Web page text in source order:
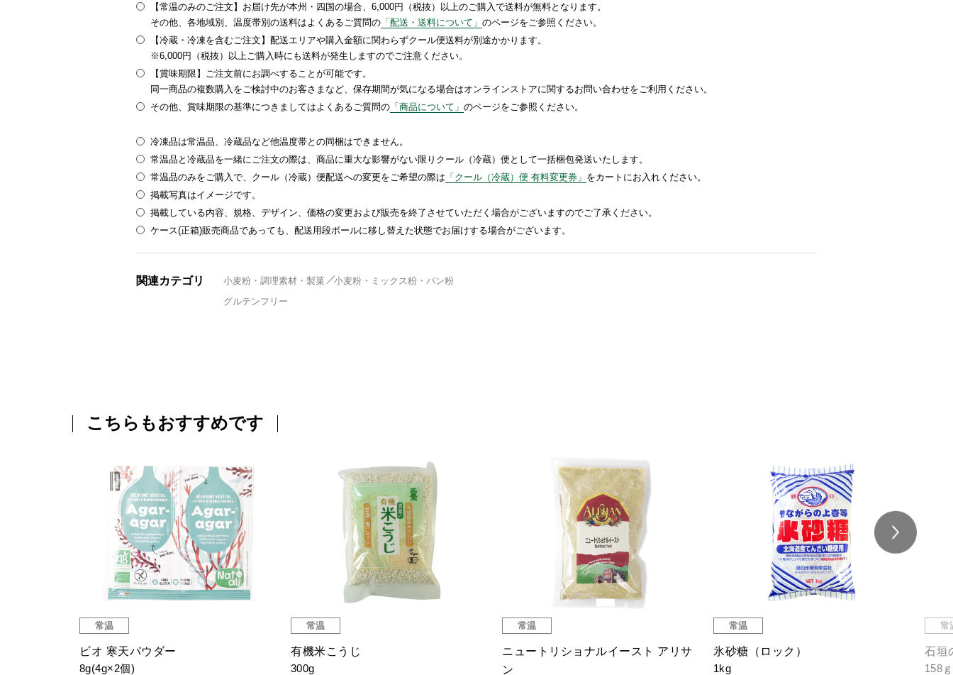
【常温のみのご注文】お届け先が本州・四国の場合、6,000円（税抜）以上のご購入で送料が無料となります。
その他、各地域別、温度帯別の送料はよくあるご質問の 「配送・送料について」 のページをご参照ください。
【冷蔵・冷凍を含むご注文】配送エリアや購入金額に関わらずクール便送料が別途かかります。
※6,000円（税抜）以上ご購入時にも送料が発生しますのでご注意ください。
【賞味期限】ご注文前にお調べすることが可能です。
同一商品の複数購入をご検討中のお客さまなど、保存期間が気になる場合はオンラインストアに関するお問い合わせをご利用ください。
その他、賞味期限の基準につきましてはよくあるご質問の 「商品について」 のページをご参照ください。
冷凍品は常温品、冷蔵品など他温度帯との同梱はできません。
常温品と冷蔵品を一緒にご注文の際は、商品に重大な影響がない限りクール（冷蔵）便として一括梱包発送いたします。
常温品のみをご購入で、クール（冷蔵）便配送への変更をご希望の際は 「クール（冷蔵）便 有料変更券」 をカートにお入れください。
掲載写真はイメージです。
掲載している内容、規格、デザイン、価格の変更および販売を終了させていただく場合がございますのでご了承ください。
ケース(正箱)販売商品であっても、配送用段ボールに移し替えた状態でお届けする場合がございます。
関連カテゴリ 小麦粉・調理素材・製菓
小麦粉・ミックス粉・パン粉
グルテンフリー
こちらもおすすめです
常温
ビオ 寒天パウダー
8g(4g×2個)
常温
有機米こうじ
300g
常温
ニュートリショナルイースト アリサ
ン
常温
氷砂糖（ロック）
1kg
常
石垣
158ｇ